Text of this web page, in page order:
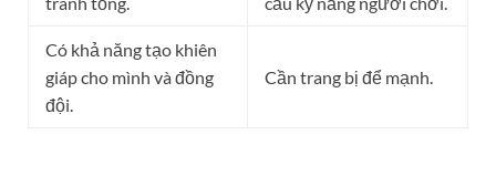
Có khả năng tạo khiên
giáp cho mình và đồng
đội.
Cần trang bị để mạnh.